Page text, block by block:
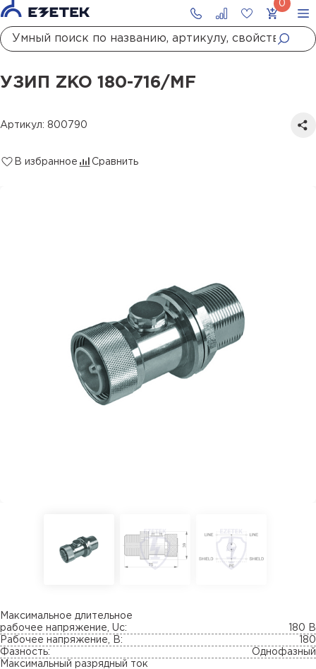
УЗИП для коаксиальных линийДля защиты мобильной радиосвязи
УЗИП ZKO 180-716/MF
УЗИП ZKO 180-716/MF
Артикул: 800790
В избранное Сравнить
Максимальное длительное
рабочее напряжение, Uc:
180 В
Рабочее напряжение, В:
180
Фазность:
Однофазный
Максимальный разрядный ток